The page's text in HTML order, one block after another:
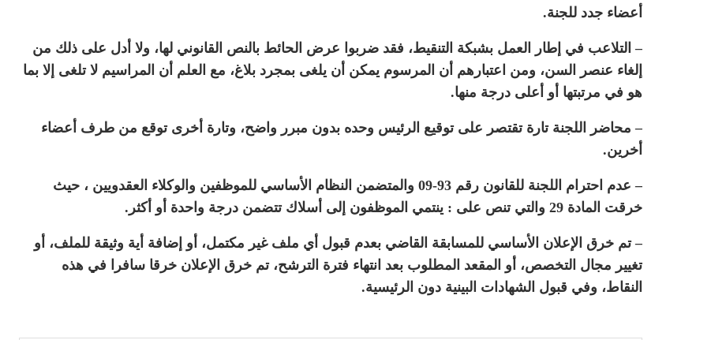
أعضاء جدد للجنة.
– التلاعب في إطار العمل بشبكة التنقيط، فقد ضربوا عرض الحائط بالنص القانوني لها، ولا أدل على ذلك من
إلغاء عنصر السن، ومن اعتبارهم أن المرسوم يمكن أن يلغى بمجرد بلاغ، مع العلم أن المراسيم لا تلغى إلا بما
هو في مرتبتها أو أعلى درجة منها.
– محاضر اللجنة تارة تقتصر على توقيع الرئيس وحده بدون مبرر واضح، وتارة أخرى توقع من طرف أعضاء
أخرين.
– عدم احترام اللجنة للقانون رقم 93-09 والمتضمن النظام الأساسي للموظفين والوكلاء العقدويين ، حيث
خرقت المادة 29 والتي تنص على : ينتمي الموظفون إلى أسلاك تتضمن درجة واحدة أو أكثر.
– تم خرق الإعلان الأساسي للمسابقة القاضي بعدم قبول أي ملف غير مكتمل، أو إضافة أية وثيقة للملف، أو
تغيير مجال التخصص، أو المقعد المطلوب بعد انتهاء فترة الترشح، تم خرق الإعلان خرقا سافرا في هذه
النقاط، وفي قبول الشهادات البينية دون الرئيسية.